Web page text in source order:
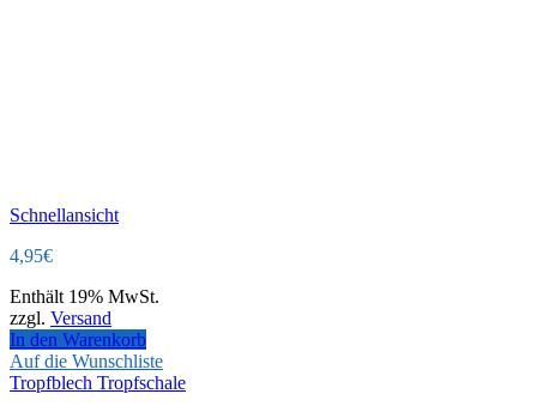
Schnellansicht
4,95€
Enthält 19% MwSt.
zzgl. Versand
In den Warenkorb
Auf die Wunschliste
Tropfblech Tropfschale